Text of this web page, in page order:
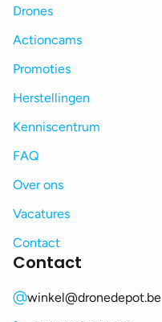
Drones
Actioncams
Promoties
Herstellingen
Kenniscentrum
FAQ
Over ons
Vacatures
Contact
Contact
winkel@dronedepot.be